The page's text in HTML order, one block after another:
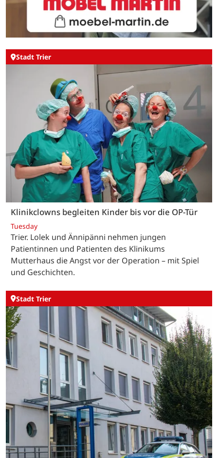
Stadt Trier
Klinikclowns begleiten Kinder bis vor die OP-Tür
Tuesday
Trier. Lolek und Ännipänni nehmen jungen
Patientinnen und Patienten des Klinikums
Mutterhaus die Angst vor der Operation – mit Spiel
und Geschichten.
Stadt Trier